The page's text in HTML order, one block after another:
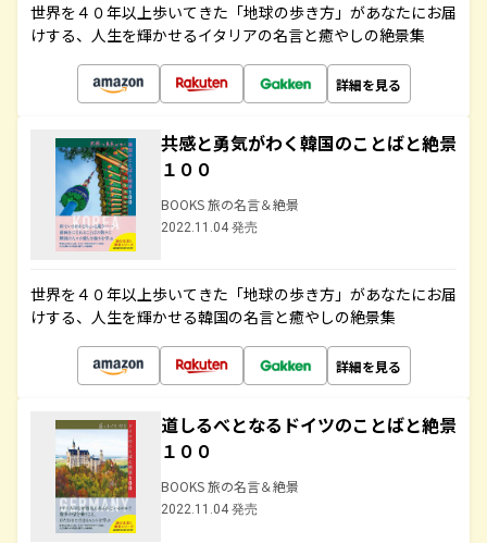
世界を４０年以上歩いてきた「地球の歩き方」があなたにお届
けする、人生を輝かせるイタリアの名言と癒やしの絶景集
詳細を見る
共感と勇気がわく韓国のことばと絶景
１００
BOOKS 旅の名言＆絶景
2022.11.04 発売
世界を４０年以上歩いてきた「地球の歩き方」があなたにお届
けする、人生を輝かせる韓国の名言と癒やしの絶景集
詳細を見る
道しるべとなるドイツのことばと絶景
１００
BOOKS 旅の名言＆絶景
2022.11.04 発売